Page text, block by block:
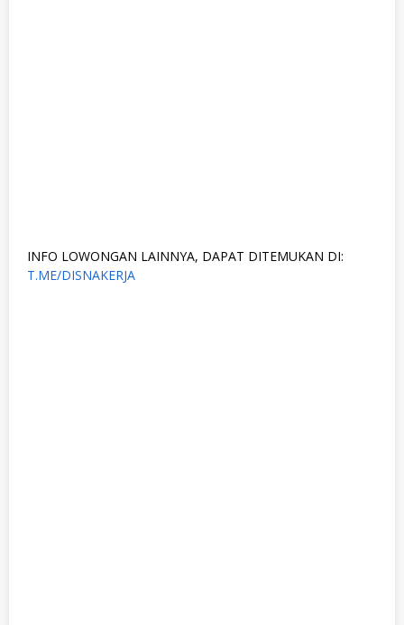
INFO LOWONGAN LAINNYA, DAPAT DITEMUKAN DI:
T.ME/DISNAKERJA